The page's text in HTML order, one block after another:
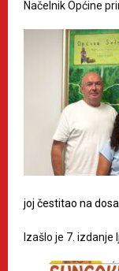
Načelnik Općine
joj čestitao na
Izašlo je 7.